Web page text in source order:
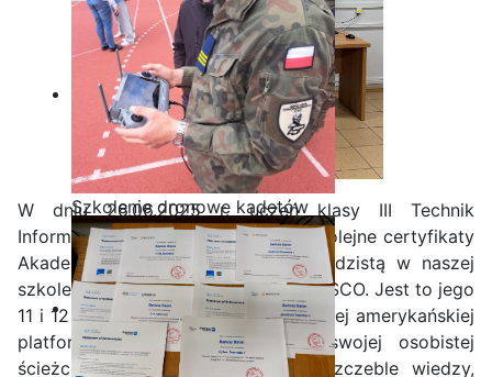
Szkolenie dronowe kadetów
OPW w Staszicu
W dniu 26.06.2025 r. uczeń klasy III Technik
Informatyk Bartosz Baran otrzymał kolejne certyfikaty
Akademii CISCO. Bartosz jest rekordzistą w naszej
szkole z zdobywaniu certyfikatów CISCO. Jest to jego
11 i 12 certyfikat w tym roku. Dzięki tej amerykańskiej
platformie uczniowie w ramach swojej osobistej
ścieżce kariery pokonują kolejne szczeble wiedzy,